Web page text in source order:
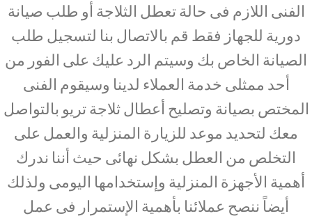
الفنى اللازم فى حالة تعطل الثلاجة أو طلب صيانة
دورية للجهاز فقط قم بالاتصال بنا لتسجيل طلب
الصيانة الخاص بك وسيتم الرد عليك على الفور من
أحد ممثلى خدمة العملاء لدينا وسيقوم الفنى
المختص بصيانة وتصليح أعطال ثلاجة تريو بالتواصل
معك لتحديد موعد للزيارة المنزلية والعمل على
التخلص من العطل بشكل نهائى حيث أننا ندرك
أهمية الأجهزة المنزلية وإستخدامها اليومى ولذلك
أيضاً ننصح عملائنا بأهمية الإستمرار فى عمل